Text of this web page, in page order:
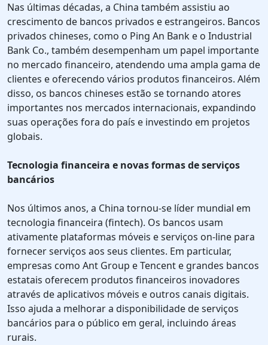
Nas últimas décadas, a China também assistiu ao
crescimento de bancos privados e estrangeiros. Bancos
privados chineses, como o Ping An Bank e o Industrial
Bank Co., também desempenham um papel importante
no mercado financeiro, atendendo uma ampla gama de
clientes e oferecendo vários produtos financeiros. Além
disso, os bancos chineses estão se tornando atores
importantes nos mercados internacionais, expandindo
suas operações fora do país e investindo em projetos
globais.
Tecnologia financeira e novas formas de serviços
bancários
Nos últimos anos, a China tornou-se líder mundial em
tecnologia financeira (fintech). Os bancos usam
ativamente plataformas móveis e serviços on-line para
fornecer serviços aos seus clientes. Em particular,
empresas como Ant Group e Tencent e grandes bancos
estatais oferecem produtos financeiros inovadores
através de aplicativos móveis e outros canais digitais.
Isso ajuda a melhorar a disponibilidade de serviços
bancários para o público em geral, incluindo áreas
rurais.